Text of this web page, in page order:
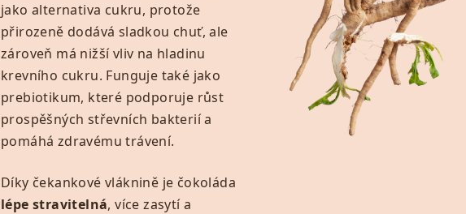
jako alternativa cukru, protože
přirozeně dodává sladkou chuť, ale
zároveň má nižší vliv na hladinu
krevního cukru. Funguje také jako
prebiotikum, které podporuje růst
prospěšných střevních bakterií a
pomáhá zdravému trávení.
Díky čekankové vláknině je čokoláda
lépe stravitelná, více zasytí a